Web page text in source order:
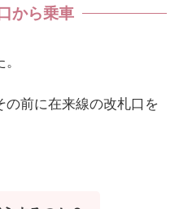
から乗車
前に在来線の改札口を